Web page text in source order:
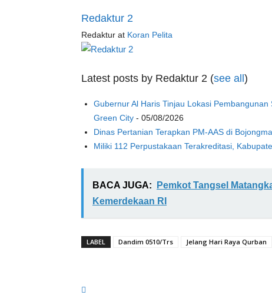
Redaktur 2
Redaktur at Koran Pelita
Latest posts by Redaktur 2 (see all )
Gubernur Al Haris Tinjau Lokasi
Green City - 05/08/2026
Dinas Pertanian Terapkan PM-AAS di
Miliki 112 Perpustakaan Terakreditasi,
BACA JUGA:
Pemkot Tangsel
Kemerdekaan RI
LABEL Dandim 0510/Trs Jelang Hari Raya Qurban